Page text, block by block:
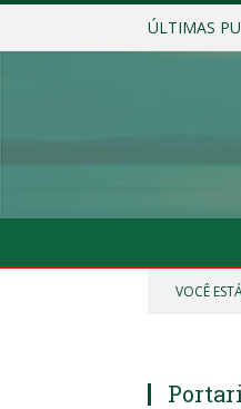
ÚLTIMAS
VOCÊ